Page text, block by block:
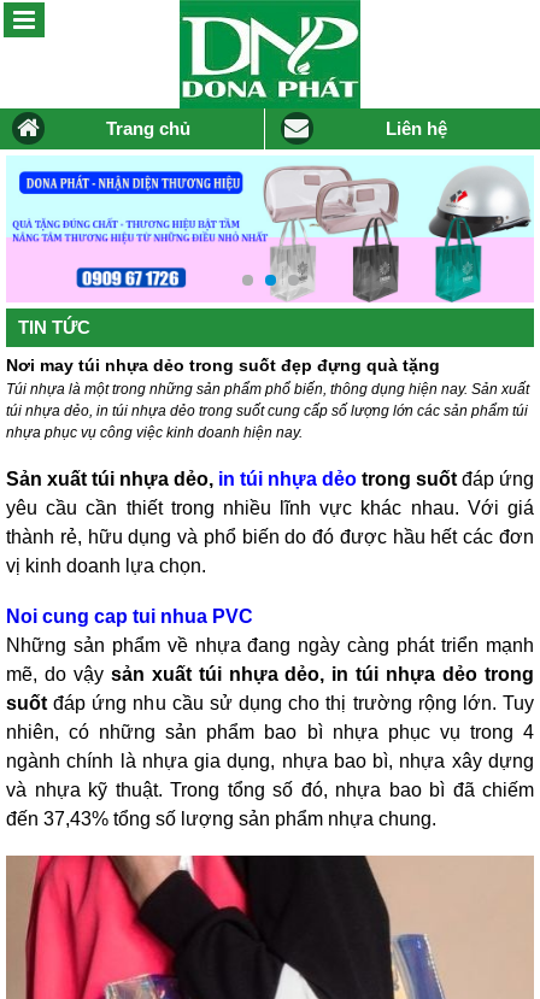
Trang chủ Liên hệ
TIN TỨC
Nơi may túi nhựa dẻo trong suốt đẹp đựng quà tặng
Túi nhựa là một trong những sản phẩm phổ biến, thông dụng hiện nay. Sản xuất
túi nhựa dẻo, in túi nhựa dẻo trong suốt cung cấp số lượng lớn các sản phẩm túi
nhựa phục vụ công việc kinh doanh hiện nay.
Sản xuất túi nhựa dẻo, in túi nhựa dẻo trong suốt đáp ứng
yêu cầu cần thiết trong nhiều lĩnh vực khác nhau. Với giá
thành rẻ, hữu dụng và phổ biến do đó được hầu hết các đơn
vị kinh doanh lựa chọn.
Noi cung cap tui nhua PVC
Những sản phẩm về nhựa đang ngày càng phát triển mạnh
mẽ, do vậy sản xuất túi nhựa dẻo, in túi nhựa dẻo trong
suốt đáp ứng nhu cầu sử dụng cho thị trường rộng lớn. Tuy
nhiên, có những sản phẩm bao bì nhựa phục vụ trong 4
ngành chính là nhựa gia dụng, nhựa bao bì, nhựa xây dựng
và nhựa kỹ thuật. Trong tổng số đó, nhựa bao bì đã chiếm
đến 37,43% tổng số lượng sản phẩm nhựa chung.